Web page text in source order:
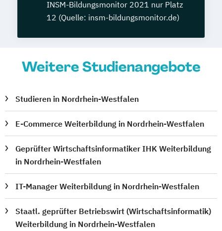
INSM-Bildungsmonitor 2021 nur Platz
12 (Quelle: insm-bildungsmonitor.de)
Weitere Studienangebote
Studieren in Nordrhein-Westfalen
E-Commerce Weiterbildung in Nordrhein-Westfalen
Geprüfter Wirtschaftsinformatiker IHK Weiterbildung
in Nordrhein-Westfalen
IT-Manager Weiterbildung in Nordrhein-Westfalen
Staatl. geprüfter Betriebswirt (Wirtschaftsinformatik)
Weiterbildung in Nordrhein-Westfalen